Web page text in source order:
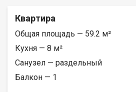
Квартира
Общая площадь — 59.2 м²
Кухня — 8 м²
Санузел — раздельный
Балкон — 1